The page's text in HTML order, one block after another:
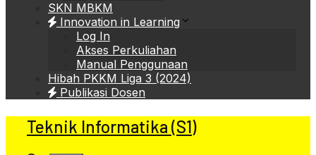
SKN MBKM
Innovation in Learning
Log In
Akses Perkuliahan
Manual Penggunaan
Hibah PKKM Liga 3 (2024)
Publikasi Dosen
Teknik Informatika (S1)